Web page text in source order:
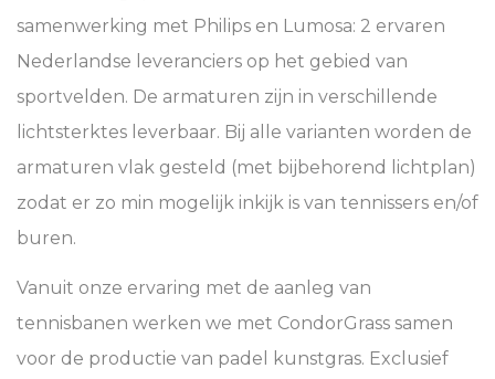
samenwerking met Philips en Lumosa: 2 ervaren
Nederlandse leveranciers op het gebied van
sportvelden. De armaturen zijn in verschillende
lichtsterktes leverbaar. Bij alle varianten worden de
armaturen vlak gesteld (met bijbehorend lichtplan)
zodat er zo min mogelijk inkijk is van tennissers en/of
buren.
Vanuit onze ervaring met de aanleg van
tennisbanen werken we met CondorGrass samen
voor de productie van padel kunstgras. Exclusief